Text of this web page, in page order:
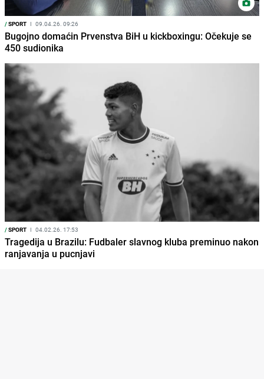
/SPORT I 09.04.26. 09:26
Bugojno domaćin Prvenstva BiH u kickboxingu: Očekuje se
450 sudionika
/SPORT I 04.02.26. 17:53
Tragedija u Brazilu: Fudbaler slavnog kluba preminuo nakon
ranjavanja u pucnjavi